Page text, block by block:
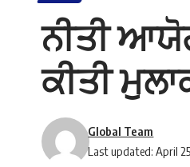
ਨੀਤੀ
ਕੀਤੀ
Last updated: April
Global Team